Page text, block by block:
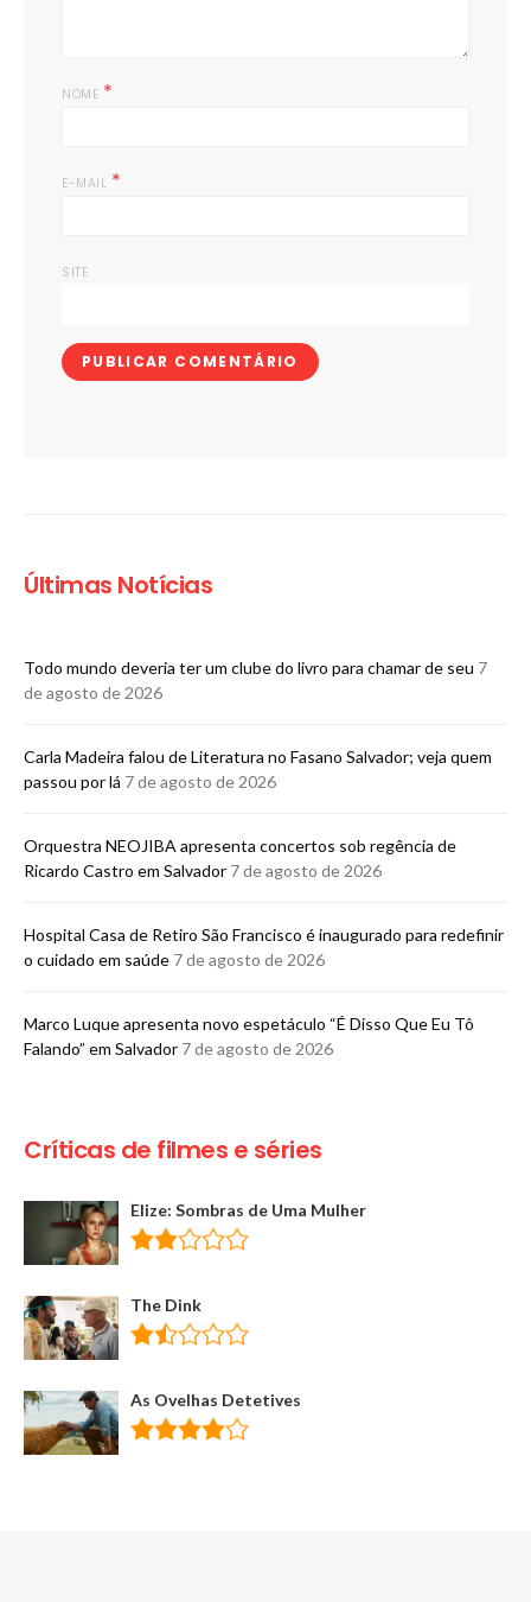
NOME *
E-MAIL *
SITE
Últimas Notícias
Todo mundo deveria ter um clube do livro para chamar de seu 7
de agosto de 2026
Carla Madeira falou de Literatura no Fasano Salvador; veja quem
passou por lá 7 de agosto de 2026
Orquestra NEOJIBA apresenta concertos sob regência de
Ricardo Castro em Salvador 7 de agosto de 2026
Hospital Casa de Retiro São Francisco é inaugurado para redefinir
o cuidado em saúde 7 de agosto de 2026
Marco Luque apresenta novo espetáculo “É Disso Que Eu Tô
Falando” em Salvador 7 de agosto de 2026
Críticas de filmes e séries
Elize: Sombras de Uma Mulher
The Dink
As Ovelhas Detetives